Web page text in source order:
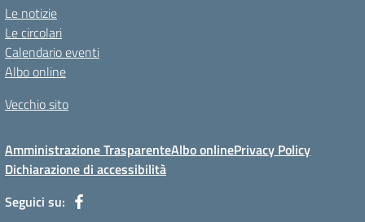
Le notizie
Le circolari
Calendario eventi
Albo online
Vecchio sito
Amministrazione TrasparenteAlbo onlinePrivacy Policy
Dichiarazione di accessibilità
Seguici su: